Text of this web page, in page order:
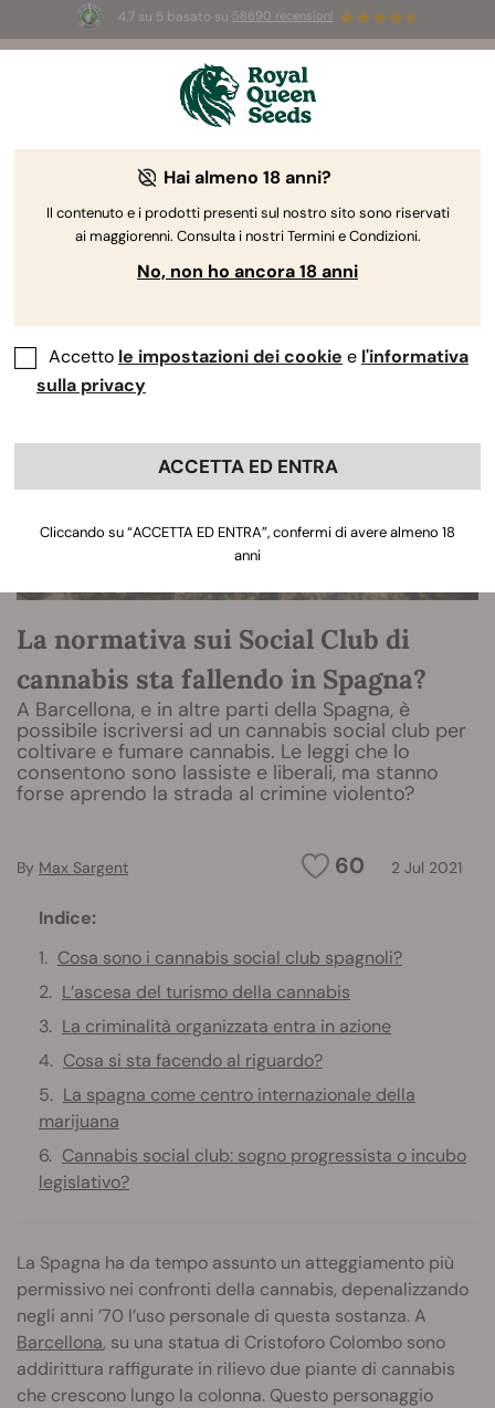
4.7 su 5 basato su 58690 recensioni
Summer Sales:Fino al 50% di sconto
su prodotti selezionati! ⏤
The RQS Blog
La normativa sui Social Club di
cannabis sta fallendo in Spagna?
A Barcellona, e in altre parti della Spagna, è
possibile iscriversi ad un cannabis social club per
coltivare e fumare cannabis. Le leggi che lo
consentono sono lassiste e liberali, ma stanno
forse aprendo la strada al crimine violento?
60 2 Jul 2021
By Max Sargent
Indice:
Cosa sono i cannabis social club spagnoli?
L’ascesa del turismo della cannabis
La criminalità organizzata entra in azione
Cosa si sta facendo al riguardo?
La spagna come centro internazionale della
marijuana
Cannabis social club: sogno progressista o incubo
legislativo?
La Spagna ha da tempo assunto un atteggiamento più
permissivo nei confronti della cannabis, depenalizzando
negli anni ’70 l’uso personale di questa sostanza. A
Barcellona, su una statua di Cristoforo Colombo sono
addirittura raffigurate in rilievo due piante di cannabis
che crescono lungo la colonna. Questo personaggio
Hai almeno 18 anni?
Il contenuto e i prodotti presenti sul nostro sito sono riservati
ai maggiorenni. Consulta i nostri Termini e Condizioni.
No, non ho ancora 18 anni
Accetto le impostazioni dei cookie e l'informativa
sulla privacy
ACCETTA ED ENTRA
Cliccando su “ACCETTA ED ENTRA”, confermi di avere almeno 18
anni